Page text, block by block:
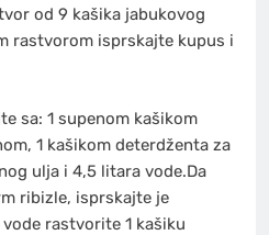
od 9 kašika jabukovog
rastvorom isprskajte kupus i
sa: 1 supenom kašikom
1 kašikom deterdženta za
ulja i 4,5 litara vode.Da
ribizle, isprskajte je
rastvorite 1 kašiku